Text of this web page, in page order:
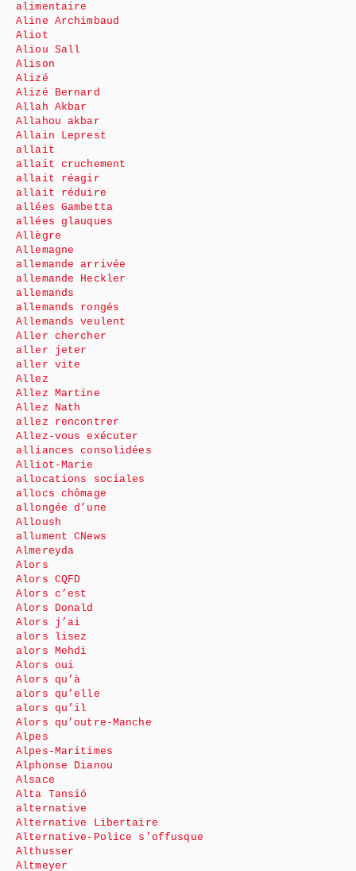
alimentaire
Aline Archimbaud
Aliot
Aliou Sall
Alison
Alizé
Alizé Bernard
Allah Akbar
Allahou akbar
Allain Leprest
allait
allait cruchement
allait réagir
allait réduire
allées Gambetta
allées glauques
Allègre
Allemagne
allemande arrivée
allemande Heckler
allemands
allemands rongés
Allemands veulent
Aller chercher
aller jeter
aller vite
Allez
Allez Martine
Allez Nath
allez rencontrer
Allez-vous exécuter
alliances consolidées
Alliot-Marie
allocations sociales
allocs chômage
allongée d’une
Alloush
allument CNews
Almereyda
Alors
Alors CQFD
Alors c’est
Alors Donald
Alors j’ai
alors lisez
alors Mehdi
Alors oui
Alors qu’à
alors qu’elle
alors qu’il
Alors qu’outre-Manche
Alpes
Alpes-Maritimes
Alphonse Dianou
Alsace
Alta Tansió
alternative
Alternative Libertaire
Alternative-Police s’offusque
Althusser
Altmeyer